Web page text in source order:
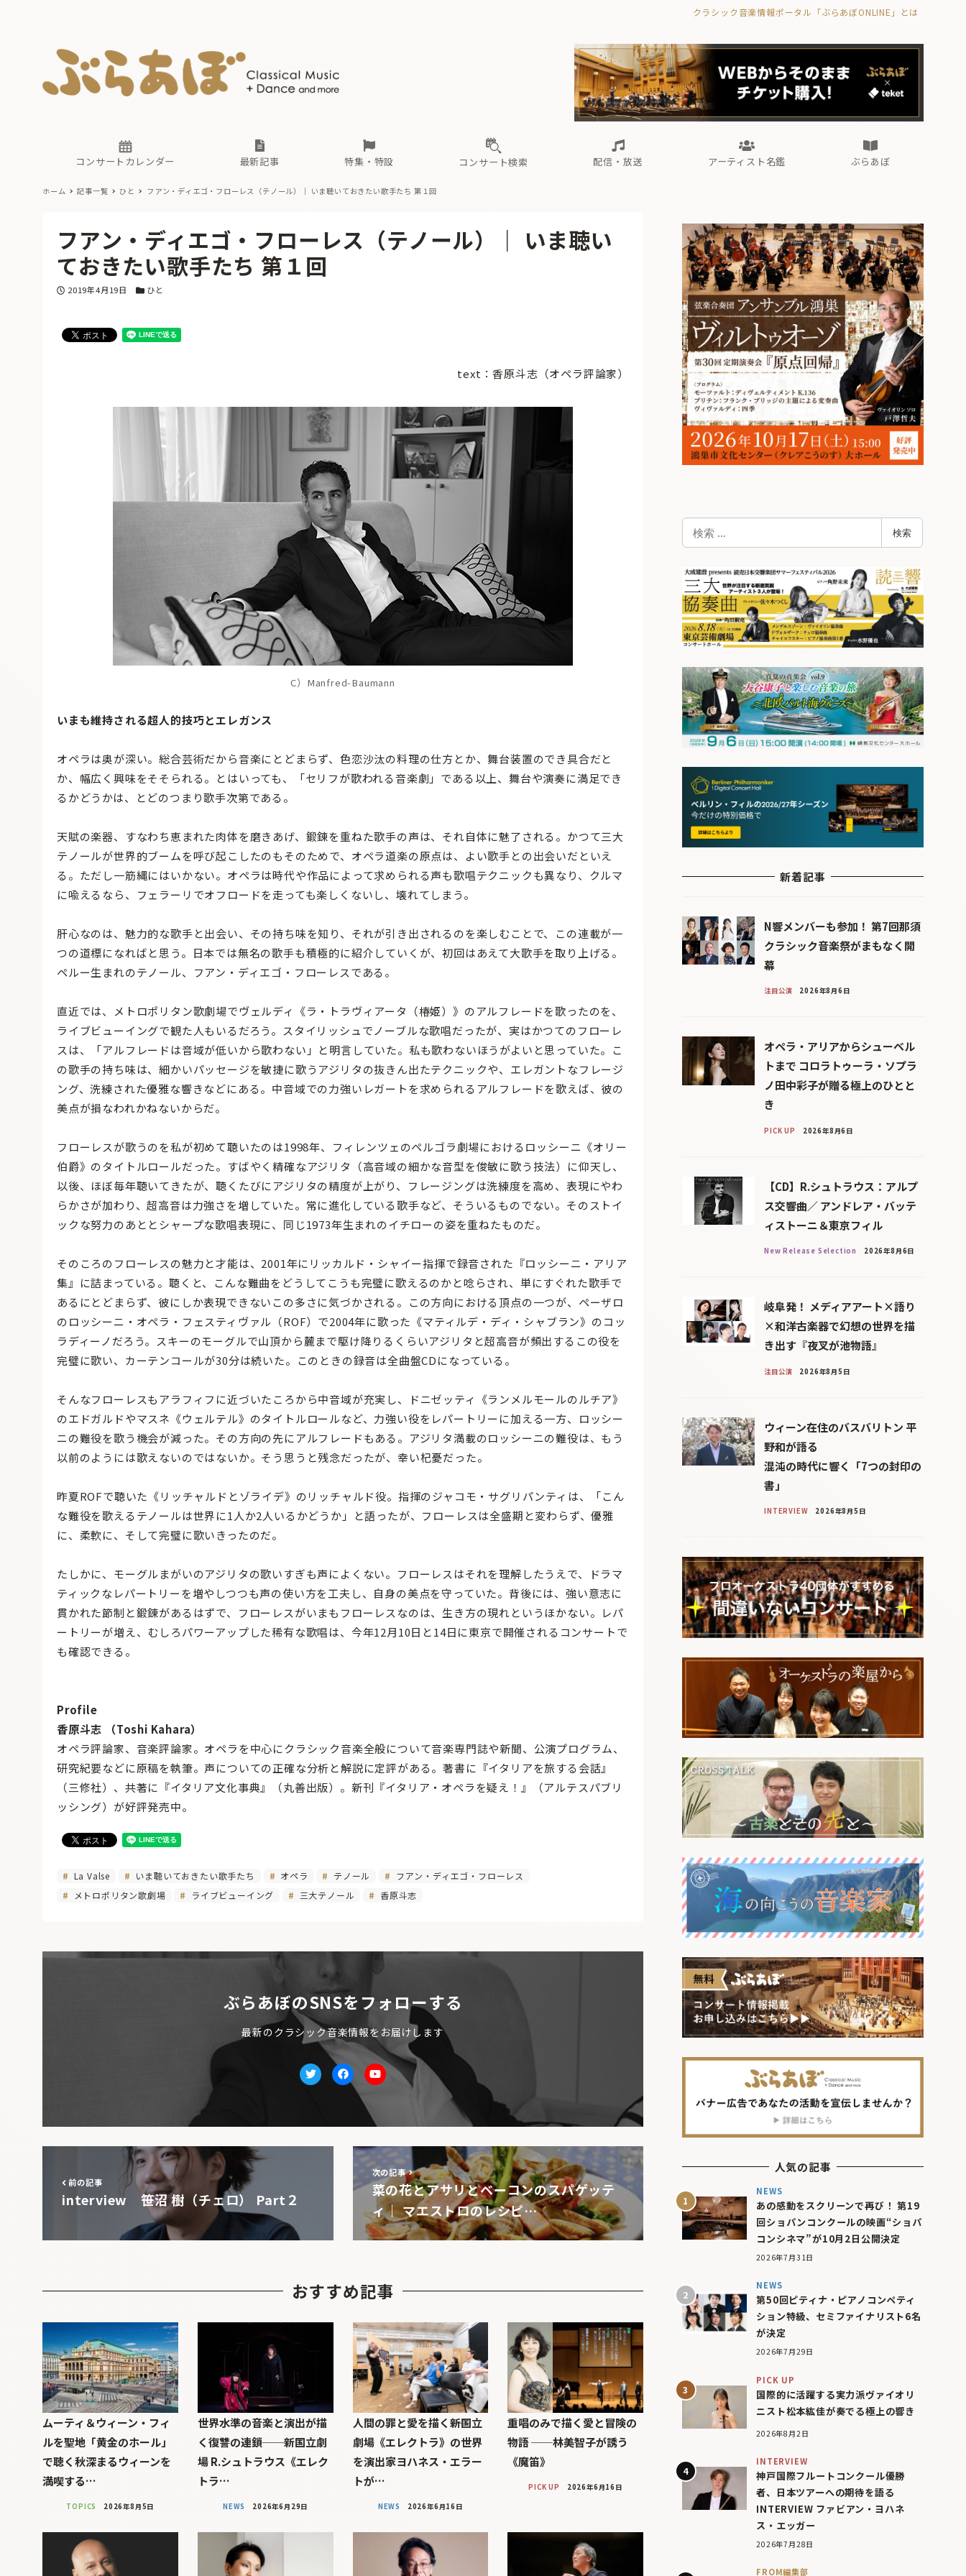
クラシック音楽情報ポータル「ぶらあぼONLINE」とは
コンサートカレンダー 最新記事
古楽とその先と オーケストラの楽屋から 海の向こうの音楽家 ぶらあぼブラス！
フォルテピアノ・オデッセイ
過去の連載
特集・特設
現場のプロが推す！間違いないオーケストラコンサート
過去の特集
コンサート検索 配信・放送
無料ライブ配信スケジュール 有料ライブ配信スケジュール
アーティスト名鑑
あ さ ま ら わ
ぶらあぼ
古楽とその先と 海の向こうの音楽家 Aからの眺望 ぶらあぼブラス！
フォルテピアノ・オデッセイ
過去の特集
無料ライブ配信スケジュール
あ か さ
ホーム 記事一覧 ひと フアン・ディエゴ・フローレス（テノール）｜ いま聴いておきたい歌手たち 第１回
フアン・ディエゴ・フローレス（テノール）｜ いま聴い
ておきたい歌手たち 第１回
投稿日
2019年4月19日 カテゴリー
ひと
text：香原斗志（オペラ評論家）
C）Manfred-Baumann
いまも維持される超人的技巧とエレガンス
オペラは奥が深い。総合芸術だから音楽にとどまらず、色恋沙汰の料理の仕方とか、舞台装置のでき具合だと
か、幅広く興味をそそられる。とはいっても、「セリフが歌われる音楽劇」である以上、舞台や演奏に満足でき
るかどうかは、とどのつまり歌手次第である。
天賦の楽器、すなわち恵まれた肉体を磨きあげ、鍛錬を重ねた歌手の声は、それ自体に魅了される。かつて三大
テノールが世界的ブームを呼び起こしたのもそのためで、オペラ道楽の原点は、よい歌手との出会いだといえ
る。ただし一筋縄にはいかない。オペラは時代や作品によって求められる声も歌唱テクニックも異なり、クルマ
に喩えるなら、フェラーリでオフロードを走っても楽しくないし、壊れてしまう。
肝心なのは、魅力的な歌手と出会い、その持ち味を知り、それが引き出されるのを楽しむことで、この連載が一
つの道標になればと思う。日本では無名の歌手も積極的に紹介していくが、初回はあえて大歌手を取り上げる。
ペルー生まれのテノール、フアン・ディエゴ・フローレスである。
直近では、メトロポリタン歌劇場でヴェルディ《ラ・トラヴィアータ（椿姫）》のアルフレードを歌ったのを、
ライブビューイングで観た人もいるだろう。スタイリッシュでノーブルな歌唱だったが、実はかつてのフローレ
スは、「アルフレードは音域が低いから歌わない」と明言していた。私も歌わないほうがよいと思っていた。こ
の歌手の持ち味は、細かいパッセージを敏捷に歌うアジリタの抜きん出たテクニックや、エレガントなフレージ
ング、洗練された優雅な響きなどにある。中音域での力強いレガートを求められるアルフレードを歌えば、彼の
美点が損なわれかねないからだ。
フローレスが歌うのを私が初めて聴いたのは1998年、フィレンツェのペルゴラ劇場におけるロッシーニ《オリー
伯爵》のタイトルロールだった。すばやく精確なアジリタ（高音域の細かな音型を俊敏に歌う技法）に仰天し、
以後、ほぼ毎年聴いてきたが、聴くたびにアジリタの精度が上がり、フレージングは洗練度を高め、表現にやわ
らかさが加わり、超高音は力強さを増していた。常に進化している歌手など、そういるものでない。そのストイ
ックな努力のあととシャープな歌唱表現に、同じ1973年生まれのイチローの姿を重ねたものだ。
そのころのフローレスの魅力と才能は、2001年にリッカルド・シャイー指揮で録音された『ロッシーニ・アリア
集』に詰まっている。聴くと、こんな難曲をどうしてこうも完璧に歌えるのかと唸らされ、単にすぐれた歌手で
あるにとどまらず、彼にしか表現できないこの多さに気づかされる。この方向における頂点の一つが、ペーザロ
のロッシーニ・オペラ・フェスティヴァル（ROF）で2004年に歌った《マティルデ・ディ・シャブラン》のコッ
ラディーノだろう。スキーのモーグルで山頂から麓まで駆け降りるくらいアジリタと超高音が頻出するこの役を
完璧に歌い、カーテンコールが30分は続いた。このときの録音は全曲盤CDになっている。
そんなフローレスもアラフィフに近づいたころから中音域が充実し、ドニゼッティ《ランメルモールのルチア》
のエドガルドやマスネ《ウェルテル》のタイトルロールなど、力強い役をレパートリーに加える一方、ロッシー
ニの難役を歌う機会が減った。その方向の先にアルフレードもある。アジリタ満載のロッシーニの難役は、もう
以前のようには歌えないのではないか。そう思うと残念だったが、幸い杞憂だった。
昨夏ROFで聴いた《リッチャルドとゾライデ》のリッチャルド役。指揮のジャコモ・サグリパンティは、「こん
な難役を歌えるテノールは世界に1人か2人いるかどうか」と語ったが、フローレスは全盛期と変わらず、優雅
に、柔軟に、そして完璧に歌いきったのだ。
たしかに、モーグルまがいのアジリタの歌いすぎも声によくない。フローレスはそれを理解したうえで、ドラマ
ティックなレパートリーを増やしつつも声の使い方を工夫し、自身の美点を守っていた。背後には、強い意志に
貫かれた節制と鍛錬があるはずで、フローレスがいまもフローレスなのは、生き方の現れというほかない。レパ
ートリーが増え、むしろパワーアップした稀有な歌唱は、今年12月10日と14日に東京で開催されるコンサートで
も確認できる。
Profile
香原斗志 （Toshi Kahara）
オペラ評論家、音楽評論家。オペラを中心にクラシック音楽全般について音楽専門誌や新聞、公演プログラム、
研究紀要などに原稿を執筆。声についての正確な分析と解説に定評がある。著書に『イタリアを旅する会話』
（三修社）、共著に『イタリア文化事典』（丸善出版）。新刊『イタリア・オペラを疑え！』（アルテスパブリ
ッシング）が好評発売中。
La Valse いま聴いておきたい歌手たち オペラ テノール
フアン・ディエゴ・フローレス
メトロポリタン歌劇場
ライブビューイング 三大テノール 香原斗志
ぶらあぼのSNSをフォローする
最新のクラシック音楽情報をお届けします
TwitterfacebookYoutube
前の記事
interview 笹沼 樹（チェロ） Part２
次の記事
菜の花とアサリとベーコンのスパゲッテ
ィ｜ マエストロのレシピ…
おすすめ記事
ムーティ＆ウィーン・フィ
ルを聖地「黄金のホール」
で聴く秋深まるウィーンを
満喫する…
TOPICS 2026年8月5日
世界水準の音楽と演出が描
く復讐の連鎖──新国立劇
場 R.シュトラウス《エレク
トラ…
NEWS 2026年6月29日
人間の罪と愛を描く――新国立
劇場《エレクトラ》の世界
を演出家ヨハネス・エラー
トが…
NEWS 2026年6月16日
重唱のみで描く愛と冒険の
物語 ──林美智子が誘う
《魔笛》
PICK UP 2026年6月16日
検
索
検索
新着記事
N響メンバーも参加！ 第7回那須
クラシック音楽祭がまもなく開
幕
注目公演 2026年8月6日
オペラ・アリアからシューベル
トまで コロラトゥーラ・ソプラ
ノ田中彩子が贈る極上のひとと
き
PICK UP 2026年8月6日
【CD】R.シュトラウス：アルプ
ス交響曲／ アンドレア・バッテ
ィストーニ＆東京フィル
New Release Selection 2026年8月6日
岐阜発！ メディアアート×語り
×和洋古楽器で幻想の世界を描
き出す『夜叉が池物語』
注目公演 2026年8月5日
ウィーン在住のバスバリトン 平
野和が語る
混沌の時代に響く「7つの封印の
書」
INTERVIEW 2026年8月5日
人気の記事
NEWS
あの感動をスクリーンで再び！ 第19
回ショパンコンクールの映画“ショパ
コンシネマ”が10月2日公開決定
2026年7月31日
NEWS
第50回ピティナ・ピアノコンペティ
ション特級、セミファイナリスト6名
が決定
2026年7月29日
PICK UP
国際的に活躍する実力派ヴァイオリ
ニスト松本紘佳が奏でる極上の響き
2026年8月2日
INTERVIEW
神戸国際フルートコンクール優勝
者、日本ツアーへの期待を語る
INTERVIEW ファビアン・ヨハネ
ス・エッガー
2026年7月28日
FROM編集部